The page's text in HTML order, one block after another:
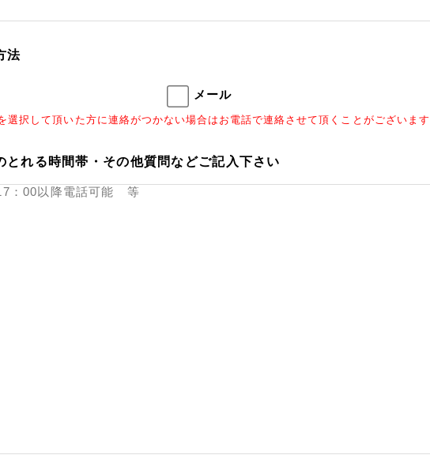
法
メール
選択して頂いた方に連絡がつかない場合はお電話で連絡させて頂くことがございます
とれる時間帯・その他質問などご記入下さい